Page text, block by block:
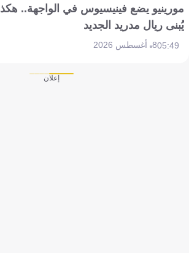
مورينيو يضع فينيسيوس في الواجهة.. هكذا
يُبنى ريال مدريد الجديد
05:498 أغسطس 2026
إعلان